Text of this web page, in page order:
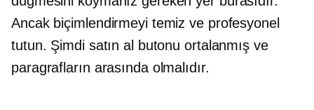
Ancak biçimlendirmeyi temiz ve profesyonel
tutun. Şimdi satın al butonu ortalanmış ve
paragrafların arasında olmalıdır.